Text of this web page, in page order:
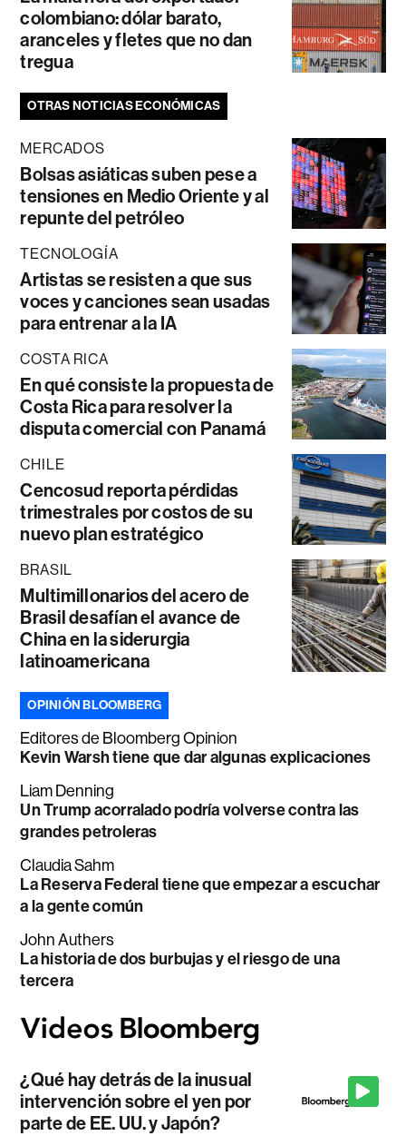
colombiano: dólar barato,
aranceles y fletes que no dan
tregua
OTRAS NOTICIAS ECONÓMICAS
MERCADOS
Bolsas asiáticas suben pese a
tensiones en Medio Oriente y al
repunte del petróleo
TECNOLOGÍA
Artistas se resisten a que sus
voces y canciones sean usadas
para entrenar a la IA
COSTA RICA
En qué consiste la propuesta de
Costa Rica para resolver la
disputa comercial con Panamá
CHILE
Cencosud reporta pérdidas
trimestrales por costos de su
nuevo plan estratégico
BRASIL
Multimillonarios del acero de
Brasil desafían el avance de
China en la siderurgia
latinoamericana
OPINIÓN BLOOMBERG
Editores de Bloomberg Opinion
Kevin Warsh tiene que dar algunas explicaciones
Liam Denning
Un Trump acorralado podría volverse contra las
grandes petroleras
Claudia Sahm
La Reserva Federal tiene que empezar a escuchar
a la gente común
John Authers
La historia de dos burbujas y el riesgo de una
tercera
¿Qué hay detrás de la inusual
intervención sobre el yen por
parte de EE. UU. y Japón?